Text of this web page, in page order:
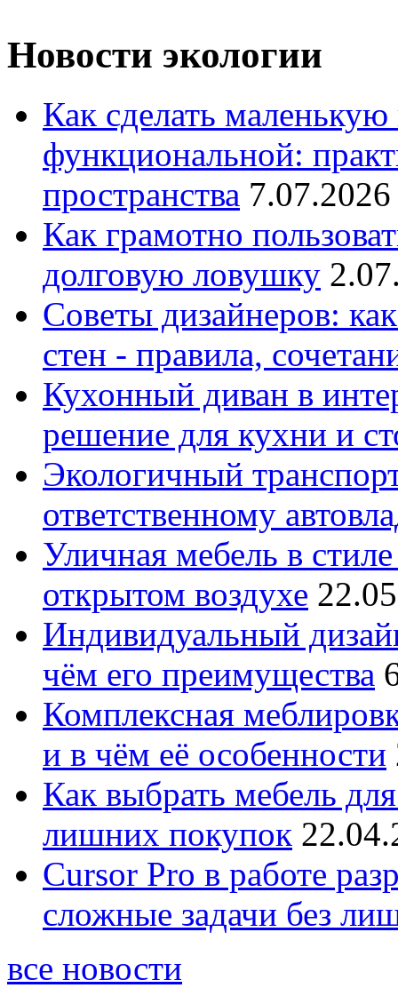
Новости экологии
Как сделать
функциональной:
пространства
Как грамотно
долговую ловушку
Советы дизайнеров:
стен - правила,
Кухонный диван в
решение для кухни и
Экологичный
ответственному
Уличная мебель в
открытом воздухе
Индивидуальный
чём его преимущества
Комплексная
и в чём её особенности
Как выбрать мебель
лишних покупок
Cursor Pro в работе
сложные задачи без
все новости